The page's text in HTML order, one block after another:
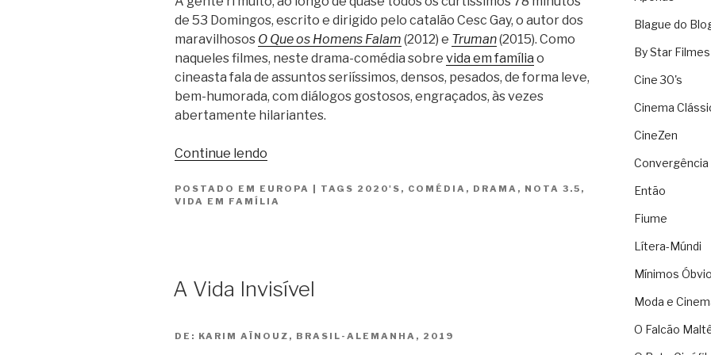
de 53 Domingos, escrito e dirigido pelo catalão Cesc Gay, o autor dos
maravilhosos O Que os Homens Falam (2012) e Truman(2015). Como
naqueles filmes, neste drama-comédia sobre vida em família o
cineasta fala de assuntos seriíssimos, densos, pesados, de forma leve,
bem-humorada, com diálogos gostosos, engraçados, às vezes
abertamente hilariantes.
Continue lendo
/
53
POSTADO EM EUROPA | TAGS 2020'S , COMÉDIA , DRAMA , NOTA 3.5 ,
VIDA EM FAMÍLIA
A Vida Invisível
DE: KARIM AÏNOUZ, BRASIL-ALEMANHA, 2019
Blague do
By Star Filmes
Cine 30's
Cinema
CineZen
Convergência
Então
Fiume
Lítera-Múndi
Mínimos
Moda e
O Falcão